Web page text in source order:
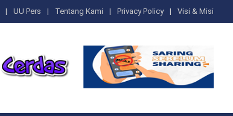
UU Pers Tentang Kami Privacy Policy Visi & Misi